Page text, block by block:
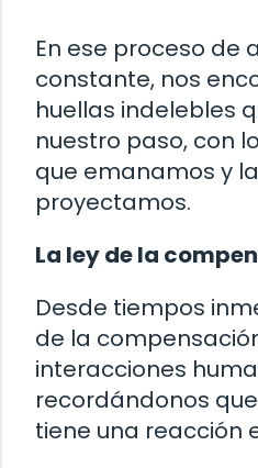
En ese proceso de
constante, nos
huellas indelebles
nuestro paso, con
que emanamos y
proyectamos.
La ley de la
Desde tiempos
de la
interacciones
recordándonos
tiene una reacción